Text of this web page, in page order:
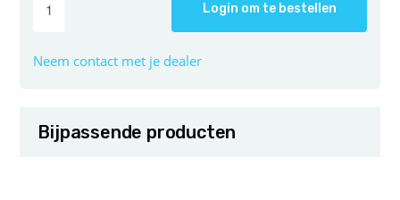
Login om te bestellen
Neem contact met je dealer
Bijpassende producten